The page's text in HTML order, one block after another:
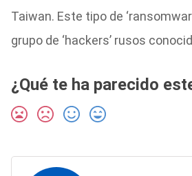
Taiwan. Este tipo de
grupo de ‘hackers’ rusos
¿Qué te ha parecido